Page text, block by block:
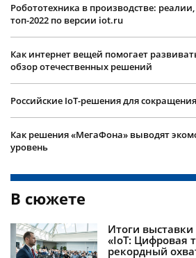
Робототехника в производстве:
топ-2022 по версии iot.ru
Как интернет вещей помогает
обзор отечественных решений
Российские IoT-решения для
Как решения «МегаФона» выводят
уровень
В сюжете
Итоги
«IoT: Цифровая
рекордный